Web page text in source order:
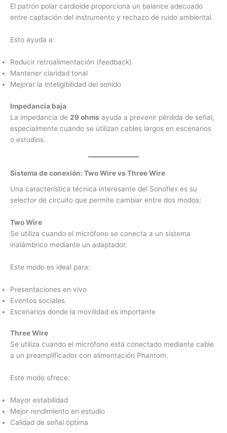
El patrón polar cardioide proporciona un balance adecuado
entre captación del instrumento y rechazo de ruido ambiental.
Esto ayuda a:
Reducir retroalimentación (feedback)
Mantener claridad tonal
Mejorar la inteligibilidad del sonido
Impedancia baja
La impedancia de 29 ohms ayuda a prevenir pérdida de señal,
especialmente cuando se utilizan cables largos en escenarios
o estudios.
Sistema de conexión: Two Wire vs Three Wire
Una característica técnica interesante del Sonoflex es su
selector de circuito que permite cambiar entre dos modos:
Two Wire
Se utiliza cuando el micrófono se conecta a un sistema
inalámbrico mediante un adaptador.
Este modo es ideal para:
Presentaciones en vivo
Eventos sociales
Escenarios donde la movilidad es importante
Three Wire
Se utiliza cuando el micrófono está conectado mediante cable
a un preamplificador con alimentación Phantom.
Este modo ofrece:
Mayor estabilidad
Mejor rendimiento en estudio
Calidad de señal óptima